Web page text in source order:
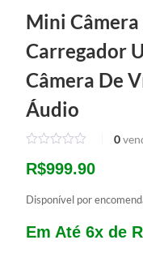
Mini
Carregador
Câmera De
Áudio
0
R$999.90
Disponível por
Em Até 6x de